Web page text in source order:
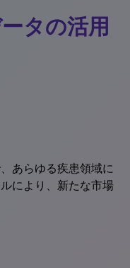
タの活用
あらゆる疾患領域に
により、新たな市場